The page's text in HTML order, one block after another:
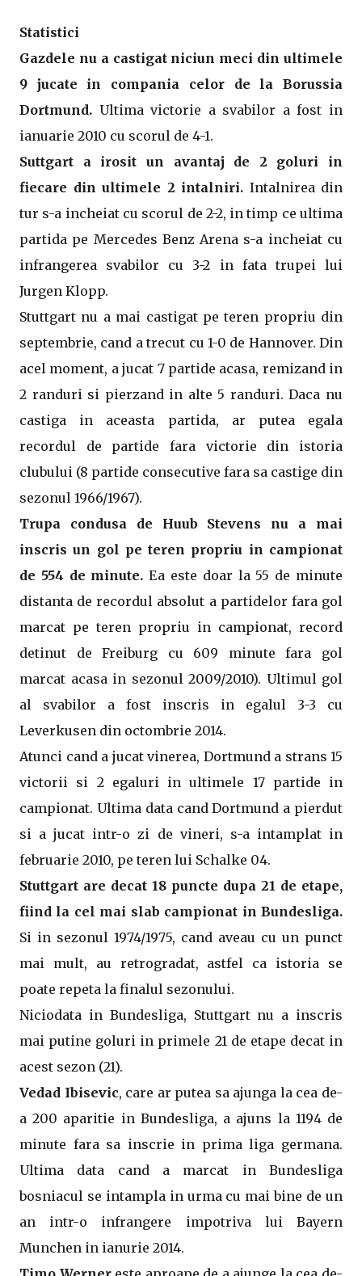
Statistici
Gazdele nu a castigat niciun meci din ultimele
9 jucate in compania celor de la Borussia
Dortmund. Ultima victorie a svabilor a fost in
ianuarie 2010 cu scorul de 4-1.
Suttgart a irosit un avantaj de 2 goluri in
fiecare din ultimele 2 intalniri. Intalnirea din
tur s-a incheiat cu scorul de 2-2, in timp ce ultima
partida pe Mercedes Benz Arena s-a incheiat cu
infrangerea svabilor cu 3-2 in fata trupei lui
Jurgen Klopp.
Stuttgart nu a mai castigat pe teren propriu din
septembrie, cand a trecut cu 1-0 de Hannover. Din
acel moment, a jucat 7 partide acasa, remizand in
2 randuri si pierzand in alte 5 randuri. Daca nu
castiga in aceasta partida, ar putea egala
recordul de partide fara victorie din istoria
clubului (8 partide consecutive fara sa castige din
sezonul 1966/1967).
Trupa condusa de Huub Stevens nu a mai
inscris un gol pe teren propriu in campionat
de 554 de minute. Ea este doar la 55 de minute
distanta de recordul absolut a partidelor fara gol
marcat pe teren propriu in campionat, record
detinut de Freiburg cu 609 minute fara gol
marcat acasa in sezonul 2009/2010). Ultimul gol
al svabilor a fost inscris in egalul 3-3 cu
Leverkusen din octombrie 2014.
Atunci cand a jucat vinerea, Dortmund a strans 15
victorii si 2 egaluri in ultimele 17 partide in
campionat. Ultima data cand Dortmund a pierdut
si a jucat intr-o zi de vineri, s-a intamplat in
februarie 2010, pe teren lui Schalke 04.
Stuttgart are decat 18 puncte dupa 21 de etape,
fiind la cel mai slab campionat in Bundesliga.
Si in sezonul 1974/1975, cand aveau cu un punct
mai mult, au retrogradat, astfel ca istoria se
poate repeta la finalul sezonului.
Niciodata in Bundesliga, Stuttgart nu a inscris
mai putine goluri in primele 21 de etape decat in
acest sezon (21).
Vedad Ibisevic, care ar putea sa ajunga la cea de-
a 200 aparitie in Bundesliga, a ajuns la 1194 de
minute fara sa inscrie in prima liga germana.
Ultima data cand a marcat in Bundesliga
bosniacul se intampla in urma cu mai bine de un
an intr-o infrangere impotriva lui Bayern
Munchen in ianurie 2014.